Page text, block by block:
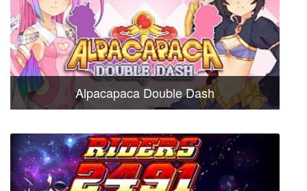
Alpacapaca Double Dash